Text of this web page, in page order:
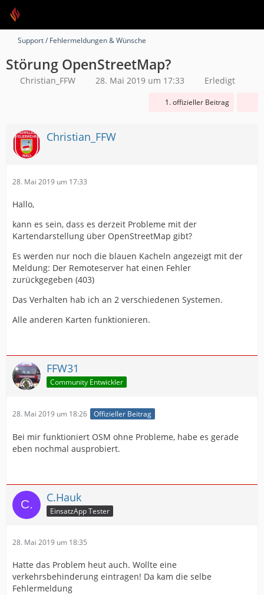
Support / Fehlermeldungen & Wünsche
Störung OpenStreetMap?
Christian_FFW 28. Mai 2019 um 17:33 Erledigt
1. offizieller Beitrag
Christian_FFW
28. Mai 2019 um 17:33
Hallo,
kann es sein, dass es derzeit Probleme mit der
Kartendarstellung über OpenStreetMap gibt?
Es werden nur noch die blauen Kacheln angezeigt mit der
Meldung: Der Remoteserver hat einen Fehler
zurückgegeben (403)
Das Verhalten hab ich an 2 verschiedenen Systemen.
Alle anderen Karten funktionieren.
FFW31
Community Entwickler
28. Mai 2019 um 18:26 Offizieller Beitrag
Bei mir funktioniert OSM ohne Probleme, habe es gerade
eben nochmal ausprobiert.
C.Hauk
EinsatzApp Tester
28. Mai 2019 um 18:35
Hatte das Problem heut auch. Wollte eine
verkehrsbehinderung eintragen! Da kam die selbe
Fehlermeldung